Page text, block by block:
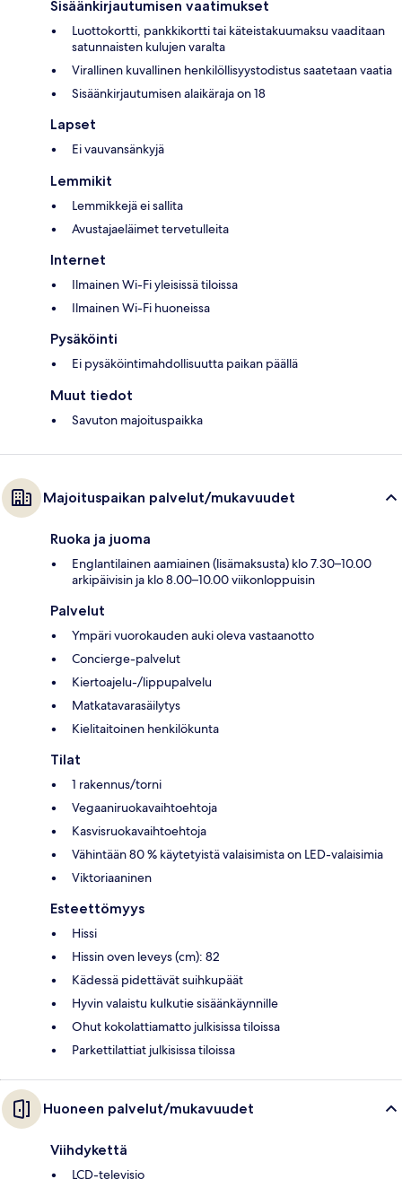
Sisäänkirjautumisen vaatimukset
Luottokortti, pankkikortti tai käteistakuumaksu vaaditaan
satunnaisten kulujen varalta
Virallinen kuvallinen henkilöllisyystodistus saatetaan vaatia
Sisäänkirjautumisen alaikäraja on 18
Lapset
Ei vauvansänkyjä
Lemmikit
Lemmikkejä ei sallita
Avustajaeläimet tervetulleita
Internet
Ilmainen Wi-Fi yleisissä tiloissa
Ilmainen Wi-Fi huoneissa
Pysäköinti
Ei pysäköintimahdollisuutta paikan päällä
Muut tiedot
Savuton majoituspaikka
Majoituspaikan palvelut/mukavuudet
Ruoka ja juoma
Englantilainen aamiainen (lisämaksusta) klo 7.30–10.00
arkipäivisin ja klo 8.00–10.00 viikonloppuisin
Palvelut
Ympäri vuorokauden auki oleva vastaanotto
Concierge-palvelut
Kiertoajelu-/lippupalvelu
Matkatavarasäilytys
Kielitaitoinen henkilökunta
Tilat
1 rakennus/torni
Vegaaniruokavaihtoehtoja
Kasvisruokavaihtoehtoja
Vähintään 80 % käytetyistä valaisimista on LED-valaisimia
Viktoriaaninen
Esteettömyys
Hissi
Hissin oven leveys (cm): 82
Kädessä pidettävät suihkupäät
Hyvin valaistu kulkutie sisäänkäynnille
Ohut kokolattiamatto julkisissa tiloissa
Parkettilattiat julkisissa tiloissa
Huoneen palvelut/mukavuudet
Viihdykettä
LCD-televisio